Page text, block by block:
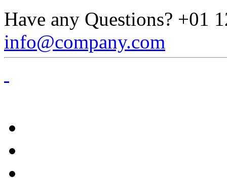
Have any Questions? +01
info@company.com